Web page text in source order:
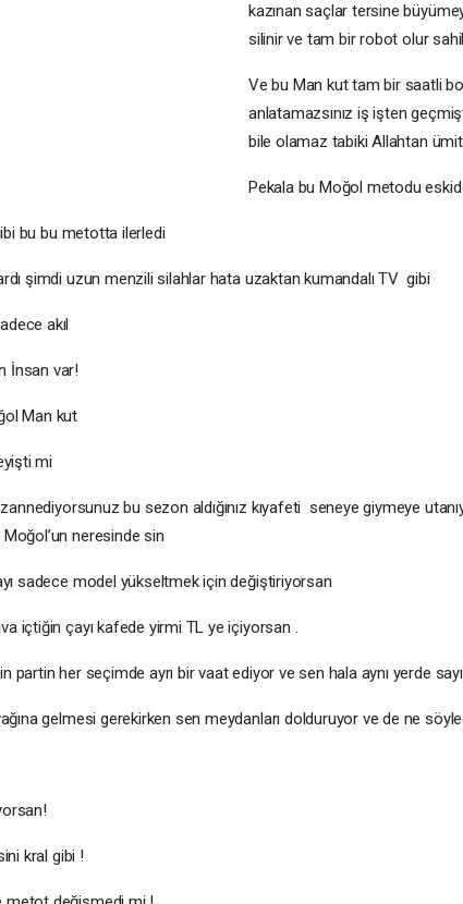
kazınan saçlar tersine
silinir ve tam bir robot olur
Ve bu Man kut tam bir saatli
anlatamazsınız iş işten
bile olamaz tabiki Allahtan
Pekala bu Moğol metodu
bu bu metotta ilerledi
şimdi uzun menzili silahlar hata uzaktan kumandalı TV gibi
akıl
İnsan var!
Man kut
mi
bu sezon aldığınız kıyafeti seneye giymeye
neresinde sin
sadece model yükseltmek için değiştiriyorsan
içtiğin çayı kafede yirmi TL ye içiyorsan .
partin her seçimde ayrı bir vaat ediyor ve sen hala aynı yerde
gelmesi gerekirken sen meydanları dolduruyor ve de ne
kral gibi !